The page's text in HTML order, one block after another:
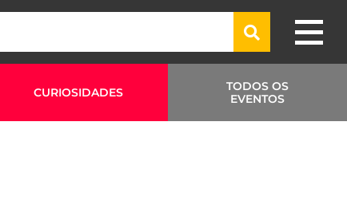
CURIOSIDADES
TODOS OS
EVENTOS